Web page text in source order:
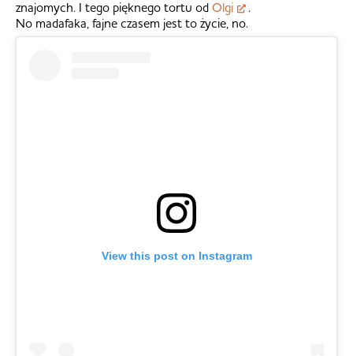
znajomych. I tego pięknego tortu od Olgi
.
No madafaka, fajne czasem jest to życie, no.
View this post on Instagram